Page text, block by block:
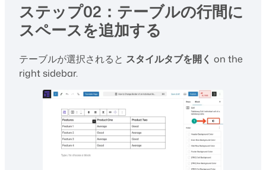
ステップ02：テーブルの行間に
スペースを追加する
テーブルが選択されると スタイルタブを開く on the
right sidebar.